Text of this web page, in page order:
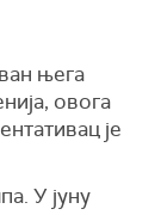
њега
овога
је
У јуну